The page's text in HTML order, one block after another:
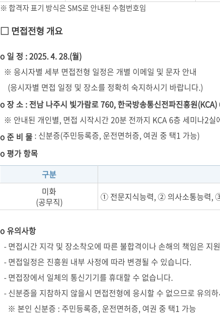
※ 합격자 표기 방식은 SMS로 안내된 수험번호임
□ 면접전형 개요
o 일 정 : 2025. 4. 28.(월)
※ 응시자별 세부 면접전형 일정은 개별 이메일 및 문자 안내
(응시자별 면접 일정 및 장소를 정확히 숙지하시기 바랍니다.)
o 장 소 : 전남 나주시 빛가람로 760, 한국방송통신전파진흥원(KCA)
※ 안내된 개인별, 면접 시작시간 20분 전까지 KCA 6층 세미나2실
o 준 비 물 : 신분증(주민등록증, 운전면허증, 여권 중 택1 가능)
o 평가 항목
구분
미화
(공무직)
➀ 전문지식능력, ② 의사소통능력,
o 유의사항
- 면접시간 지각 및 장소착오에 따른 불합격이나 손해의 책임은 지
- 면접일정은 진흥원 내부 사정에 따라 변경될 수 있습니다.
- 면접장에서 일체의 통신기기를 휴대할 수 없습니다.
- 신분증을 지참하지 않을시 면접전형에 응시할 수 없으므로 유의
※ 본인 신분증 : 주민등록증, 운전면허증, 여권 중 택1 가능